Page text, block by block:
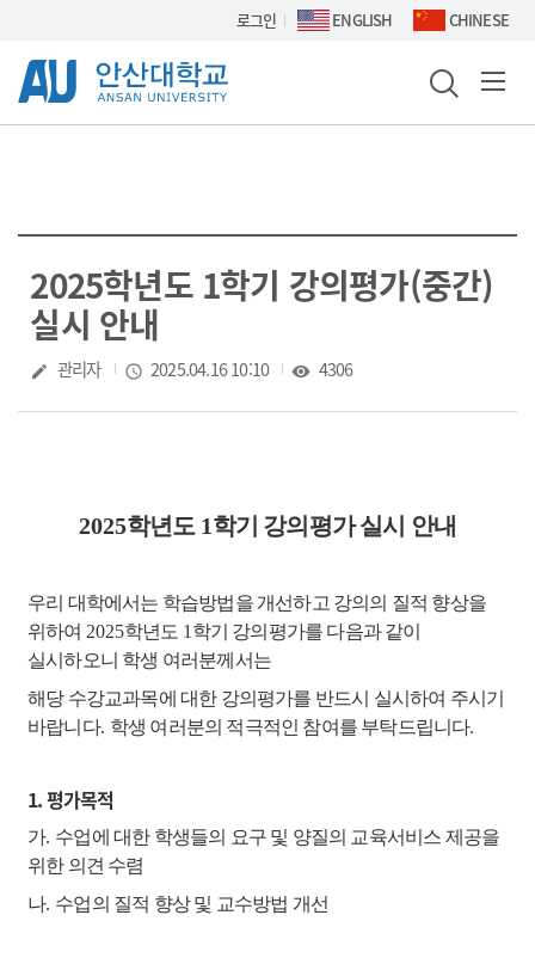
Skip Menu로그인 ENGLISH CHINESE
2025학년도 1학기 강의평가(중간)
실시 안내
작성자
create 관리자 작성일
access_time 2025.04.16 10:10 조회수
visibility 4306
2025학년도 1학기 강의평가 실시 안내
우리 대학에서는 학습방법을 개선하고 강의의 질적 향상을
위하여 2025학년도 1 학기 강의평가를 다음과 같이
실시하오니 학생 여러분께서는
해당 수강교과목에 대한 강의 평가를 반드시 실시하여 주시기
바랍니다. 학생 여러분의 적극적인 참여를 부탁드립니다.
1. 평가목적
가. 수업에 대한 학생들의 요구 및 양질의 교육서비스 제공을
위한 의견 수렴
나. 수업의 질적 향상 및 교수방법 개선